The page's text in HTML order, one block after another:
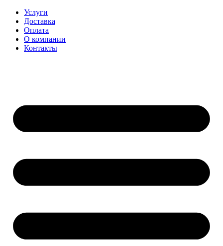
Перейти
содержимому
Услуги
Доставка
Оплата
О компании
Контакты